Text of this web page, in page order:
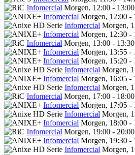
Infomercial Morgen, 12:00 -
Infomercial Morgen, 12:00 -
Infomercial Morgen,
Infomercial Morgen, 12:30 -
Infomercial Morgen, 13:00 -
Infomercial Morgen, 13:55 -
Infomercial Morgen, 15:20 -
Infomercial Morgen,
Infomercial Morgen, 16:05 -
Infomercial Morgen,
Infomercial Morgen, 17:00 -
Infomercial Morgen, 17:05 -
Infomercial Morgen,
Infomercial Morgen, 18:00 -
Infomercial Morgen, 19:00 -
Infomercial Morgen, 19:30 -
Infomercial Morgen,